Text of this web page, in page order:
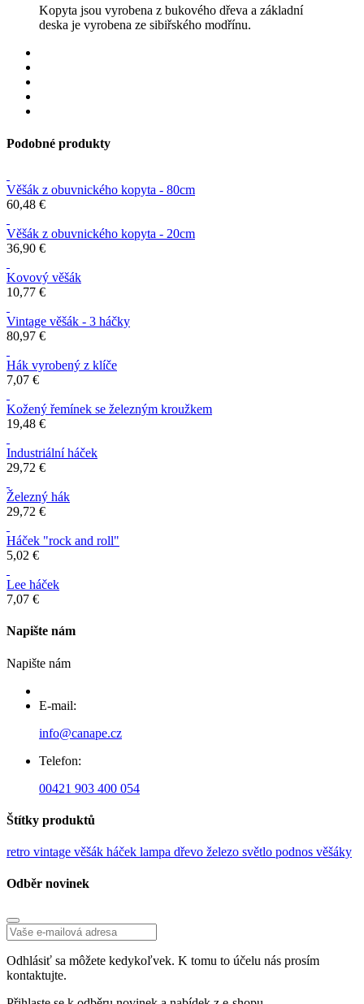
Kopyta jsou vyrobena z bukového dřeva a základní
deska je vyrobena ze sibiřského modřínu.
Podobné produkty
Věšák z obuvnického kopyta - 80cm
60,48 €
Věšák z obuvnického kopyta - 20cm
36,90 €
Kovový věšák
10,77 €
Vintage věšák - 3 háčky
80,97 €
Hák vyrobený z klíče
7,07 €
Kožený řemínek se železným kroužkem
19,48 €
Industriální háček
29,72 €
Železný hák
29,72 €
Háček "rock and roll"
5,02 €
Lee háček
7,07 €
Napište nám
Napište nám
E-mail:
info@canape.cz
Telefon:
00421 903 400 054
Štítky produktů
retro vintage věšák háček lampa dřevo železo světlo podnos věšáky
Odběr novinek
Odhlásiť sa môžete kedykoľvek. K tomu to účelu nás prosím
kontaktujte.